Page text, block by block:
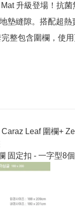
升級登場！抗
墊縫隙。搭配超熱
Caraz Leaf 圍欄+
固定扣 - 一字型8